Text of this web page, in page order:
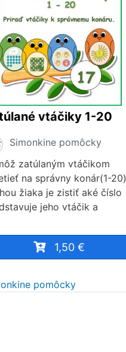
vtáčiky 1-20
Simonkine pomôcky
zatúlaným vtáčikom
na správny konár(1-
žiaka je zistiť aké číslo
jeho vtáčik a
1,50 €
pomôcky